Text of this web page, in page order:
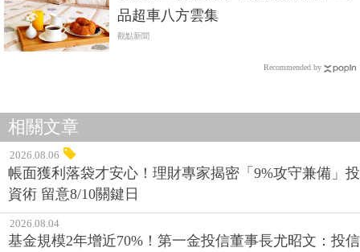
品超車八方雲集
觀點新聞
Recommended by
相關文章
2026.08.06
帳面獲利落袋才安心！理財專家揭密「9%攻守兼備」投
資術 留意8/10關鍵日
2026.08.04
基金規模2年增近70%！第一金投信董事長尤昭文：投信